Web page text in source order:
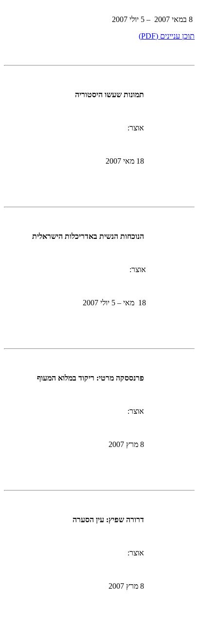
תוכן עניינים (PDF)
תמונות שעשו היסטוריה
אוצר:
הנוכחות הנשית באדריכלות הישראלית
אוצר:
18 מאי – 5 יולי 2007
פרנססקה מרטי: ריקוד במלוא המעוף
אוצר:
דרורה שפיץ: עין הסערה
אוצר: